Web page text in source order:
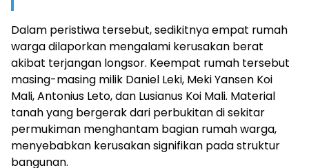
Dalam peristiwa tersebut, sedikitnya empat rumah
warga dilaporkan mengalami kerusakan berat
akibat terjangan longsor. Keempat rumah tersebut
masing-masing milik Daniel Leki, Meki Yansen Koi
Mali, Antonius Leto, dan Lusianus Koi Mali. Material
tanah yang bergerak dari perbukitan di sekitar
permukiman menghantam bagian rumah warga,
menyebabkan kerusakan signifikan pada struktur
bangunan.